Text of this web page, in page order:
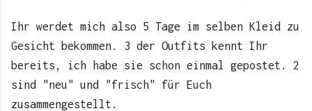
Ihr werdet mich also 5 Tage im selben Kleid zu
Gesicht bekommen. 3 der Outfits kennt Ihr
bereits, ich habe sie schon einmal gepostet. 2
sind "neu" und "frisch" für Euch
zusammengestellt.